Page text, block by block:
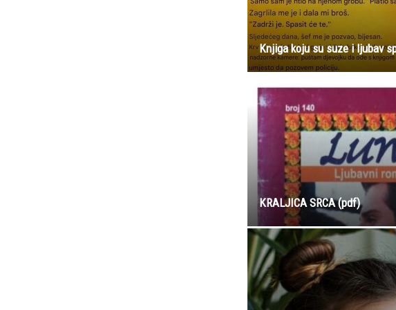
Knjiga koju su suze i ljubav
KRALJICA SRCA (pdf)